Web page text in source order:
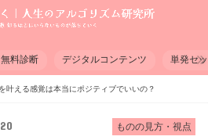
無料診断 デジタルコンテンツ 単発セ
叶える感覚は本当にポジティブでいいの？
ものの見方・視点